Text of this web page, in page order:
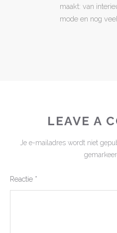
maakt: van
mode en nog
LEAVE A
Je e-mailadres wordt niet
Reactie *